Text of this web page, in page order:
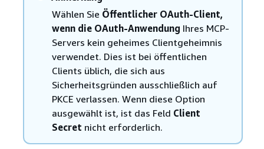
Wählen Sie Öffentlicher OAuth-Client,
wenn die OAuth-Anwendung Ihres MCP-
Servers kein geheimes Clientgeheimnis
verwendet. Dies ist bei öffentlichen
Clients üblich, die sich aus
Sicherheitsgründen ausschließlich auf
PKCE verlassen. Wenn diese Option
ausgewählt ist, ist das Feld Client
Secret nicht erforderlich.